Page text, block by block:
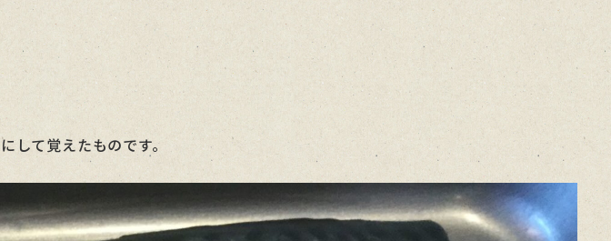
にして覚えたものです。